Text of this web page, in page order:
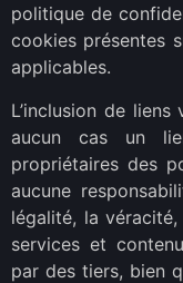
politique de
cookies présentes
applicables.
L’inclusion de
aucun cas un
propriétaires des
aucune
légalité, la
services et
par des tiers, bien